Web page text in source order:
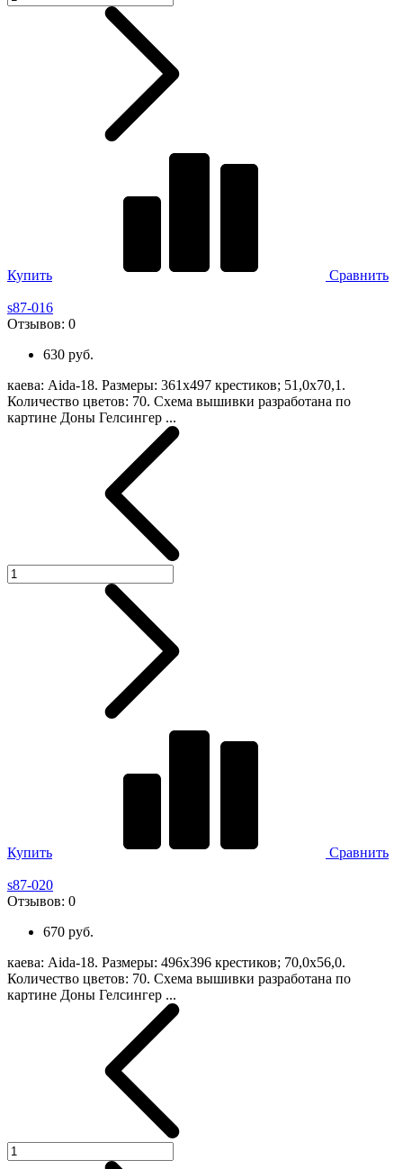
Купить Сравнить
s87-016
Отзывов: 0
630 руб.
каева: Aida-18. Размеры: 361х497 крестиков; 51,0х70,1.
Количество цветов: 70. Схема вышивки разработана по
картине Доны Гелсингер ...
Купить Сравнить
s87-020
Отзывов: 0
670 руб.
каева: Aida-18. Размеры: 496х396 крестиков; 70,0х56,0.
Количество цветов: 70. Схема вышивки разработана по
картине Доны Гелсингер ...